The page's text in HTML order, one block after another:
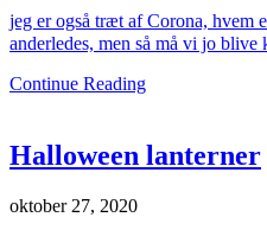
jeg er også træt af Corona, hvem
anderledes, men så må vi jo
Continue Reading
Halloween lanterner
oktober 27, 2020